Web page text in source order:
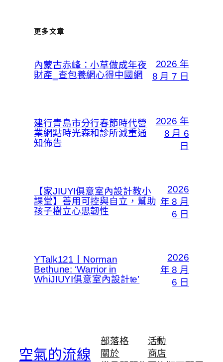
更多文章
內蒙古赤峰：小草做成年夜
財產_查包養網心得中國網
2026 年
8 月 7 日
建行青島市分行春節時代營
業網點時光森和診所減重通
知佈告
2026 年
8 月 6
日
【家JIUYI俱意室內設計教小
課堂】善用可控與自立，幫助
孩子樹立心思韌性
2026
年 8 月
6 日
YTalk121丨Norman
Bethune: ‘Warrior in
WhiJIUYI俱意室內設計te’
2026
年 8 月
6 日
空氣的流線
部落格
關於
活動
商店